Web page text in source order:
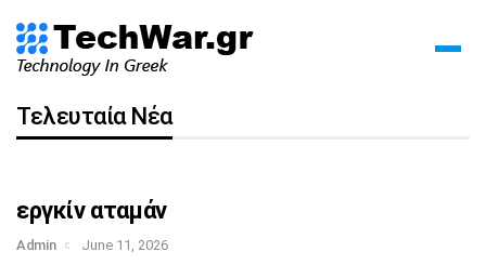
Τελευταία Νέα
εργκίν αταμάν
Admin June 11, 2026